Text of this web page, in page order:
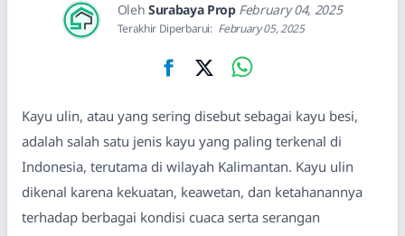
OlehSurabaya Prop February 04, 2025
Terakhir Diperbarui: February 05, 2025
Kayu ulin, atau yang sering disebut sebagai kayu besi,
adalah salah satu jenis kayu yang paling terkenal di
Indonesia, terutama di wilayah Kalimantan. Kayu ulin
dikenal karena kekuatan, keawetan, dan ketahanannya
terhadap berbagai kondisi cuaca serta serangan